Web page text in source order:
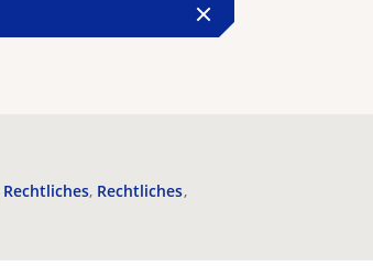
Rechtliches Rechtliches